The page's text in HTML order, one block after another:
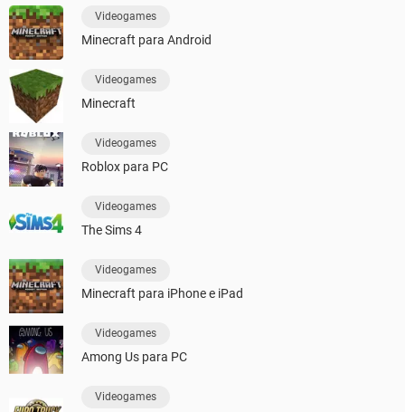
Videogames
Minecraft para Android
Videogames
Minecraft
Videogames
Roblox para PC
Videogames
The Sims 4
Videogames
Minecraft para iPhone e iPad
Videogames
Among Us para PC
Videogames